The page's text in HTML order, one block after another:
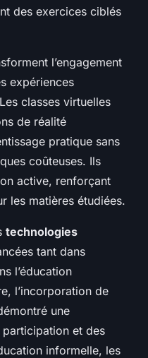
des exercices ciblés
l’engagement
expériences
classes virtuelles
de réalité
pratique sans
coûteuses. Ils
active, renforçant
les matières étudiées.
technologies
tant dans
l’éducation
l’incorporation de
une
et des
informelle, les